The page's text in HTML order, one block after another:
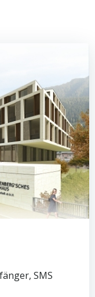
SMS